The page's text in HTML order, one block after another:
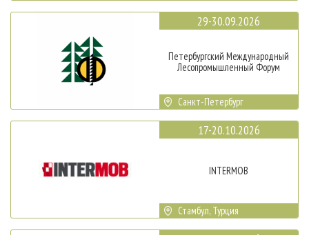
29-30.09.2026
Петербургский Международный
Лесопромышленный Форум
Санкт-Петербург
17-20.10.2026
INTERMOB
Стамбул, Турция